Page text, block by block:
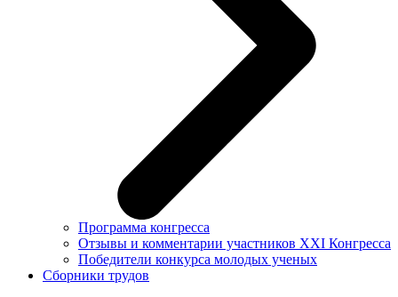
Программа конгресса
Отзывы и комментарии участников XXI Конгресса
Победители конкурса молодых ученых
Сборники трудов